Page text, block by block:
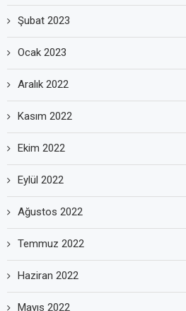
Şubat 2023
Ocak 2023
Aralık 2022
Kasım 2022
Ekim 2022
Eylül 2022
Ağustos 2022
Temmuz 2022
Haziran 2022
Mayıs 2022